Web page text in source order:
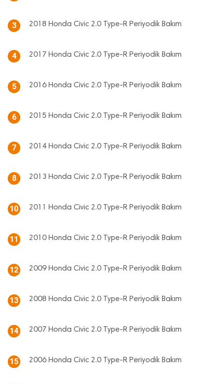
3 2018 Honda Civic 2.0 Type-R Periyodik Bakım
4 2017 Honda Civic 2.0 Type-R Periyodik Bakım
5 2016 Honda Civic 2.0 Type-R Periyodik Bakım
6 2015 Honda Civic 2.0 Type-R Periyodik Bakım
7 2014 Honda Civic 2.0 Type-R Periyodik Bakım
8 2013 Honda Civic 2.0 Type-R Periyodik Bakım
10 2011 Honda Civic 2.0 Type-R Periyodik Bakım
11 2010 Honda Civic 2.0 Type-R Periyodik Bakım
12 2009 Honda Civic 2.0 Type-R Periyodik Bakım
13 2008 Honda Civic 2.0 Type-R Periyodik Bakım
14 2007 Honda Civic 2.0 Type-R Periyodik Bakım
15 2006 Honda Civic 2.0 Type-R Periyodik Bakım